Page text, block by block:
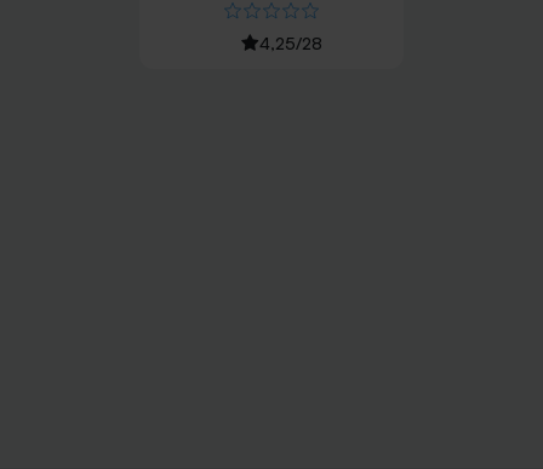
4,25/28